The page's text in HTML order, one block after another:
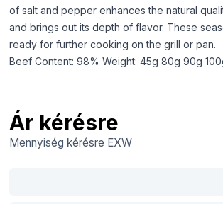
of salt and pepper enhances the natural
and brings out its depth of flavor. These
ready for further cooking on the grill or pan.
Beef Content: 98% Weight: 45g 80g 90g
Ár kérésre
Mennyiség kérésre EXW